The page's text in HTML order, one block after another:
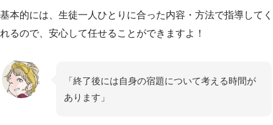
基本的には、生徒一人ひとりに合った内容・方法で指導してく
れるので、安心して任せることができますよ！
「終了後には自身の宿題について考える時間が
あります」